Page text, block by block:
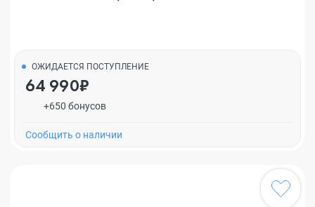
ОЖИДАЕТСЯ ПОСТУПЛЕНИЕ
64 990₽
+650 бонусов
Cообщить о наличии